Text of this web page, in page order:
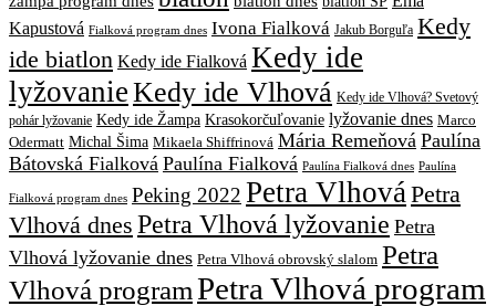
Kapustová Fialková program dnes Ivona Fialková Jakub Borguľa Kedy
ide biatlon Kedy ide Fialková Kedy ide
lyžovanieKedy ide Vlhová Kedy ide Vlhová? Svetový
pohár lyžovanie Kedy ide Žampa Krasokorčuľovanie lyžovanie dnes Marco
Odermatt Michal Šima Mikaela Shiffrinová Mária Remeňová Paulína
Bátovská Fialková Paulína Fialková Paulína Fialková dnes Paulína
Fialková program dnes Peking 2022 Petra VlhováPetra
Vlhová dnes Petra Vlhová lyžovanie Petra
Vlhová lyžovanie dnes Petra Vlhová obrovský slalom Petra
Vlhová programPetra Vlhová program